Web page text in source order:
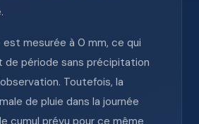
est mesurée à 0 mm, ce qui
de période sans précipitation
Toutefois, la
de pluie dans la journée
cumul prévu pour ce même